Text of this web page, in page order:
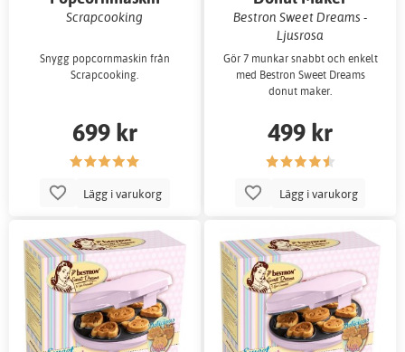
Scrapcooking
Snygg popcornmaskin från
Scrapcooking.
699 kr
Lägg i varukorg
Bestron Sweet Dreams -
Ljusrosa
Gör 7 munkar snabbt och enkelt
med Bestron Sweet Dreams
donut maker.
499 kr
Lägg i varukorg